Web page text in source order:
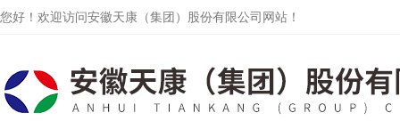
您好！欢迎访问安徽天康（集团）股份有限公司网站！